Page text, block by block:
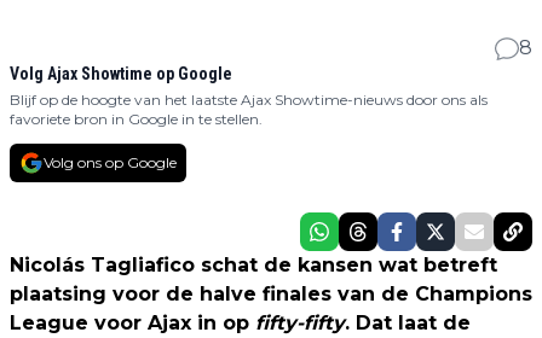
8
Volg Ajax Showtime op Google
Blijf op de hoogte van het laatste Ajax Showtime-nieuws door ons als
favoriete bron in Google in te stellen.
Volg ons op Google
Nicolás Tagliafico schat de kansen wat betreft
plaatsing voor de halve finales van de Champions
League voor Ajax in op fifty-fifty. Dat laat de